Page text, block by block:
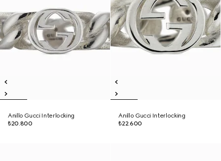
Anillo Gucci Interlocking
₺20.800
Anillo Gucci Interlocking
₺22.600